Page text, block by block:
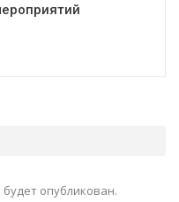
опубликован.